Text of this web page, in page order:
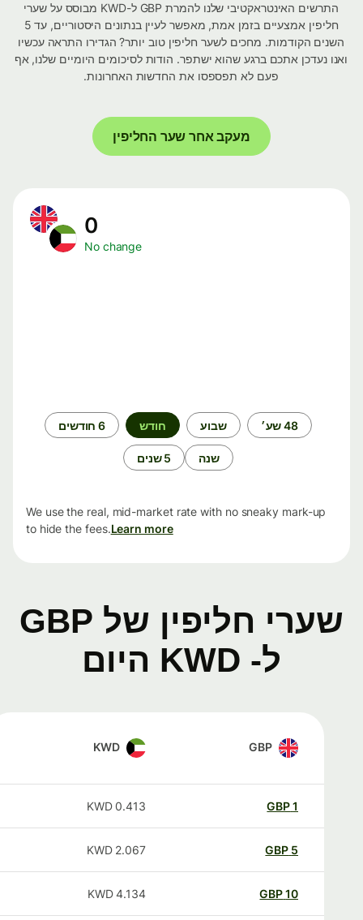
התרשים האינטראקטיבי שלנו להמרת GBP ל-KWD מבוסס על שערי
חליפין אמצעיים בזמן אמת, מאפשר לעיין בנתונים היסטוריים, עד 5
השנים הקודמות. מחכים לשער חליפין טוב יותר? הגדירו התראה עכשיו
ואנו נעדכן אתכם ברגע שהוא ישתפר. הודות לסיכומים היומיים שלנו, אף
פעם לא תפספסו את החדשות האחרונות.
מעקב אחר שער החליפין
No change
48 שע׳ שבוע חודש 6 חודשים
שנה 5 שנים
We use the real, mid-market rate with no sneaky mark-up
to hide the fees.Learn more
שערי חליפין של GBP
ל- KWD היום
GBP
KWD
GBP
0.413
KWD
GBP
2.067
KWD
GBP
4.134
KWD